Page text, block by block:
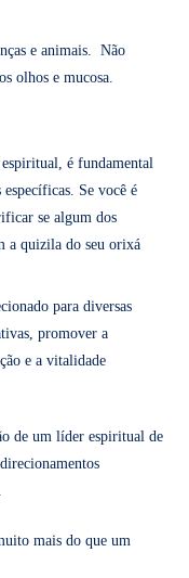
e animais. Não
olhos e mucosa.
é fundamental
Se você é
se algum dos
a quizila do seu orixá
para diversas
promover a
e a vitalidade
de um líder espiritual de
mais do que um